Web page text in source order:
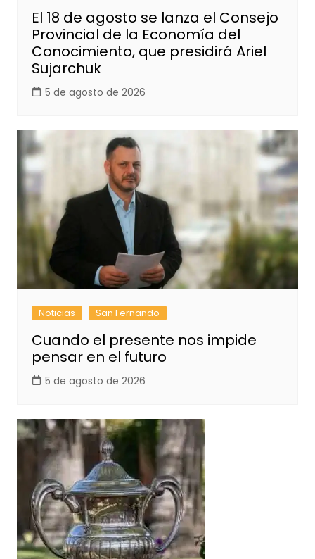
El 18 de agosto se lanza el Consejo
Provincial de la Economía del
Conocimiento, que presidirá Ariel
Sujarchuk
5 de agosto de 2026
Noticias San Fernando
Cuando el presente nos impide
pensar en el futuro
5 de agosto de 2026